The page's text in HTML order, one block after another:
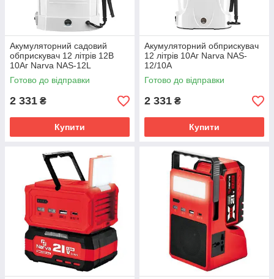
Акумуляторний садовий
обприскувач 12 літрів 12В
10Аг Narva NAS-12L
Готово до відправки
2 331 ₴
Купити
Акумуляторний обприскувач
12 літрів 10Аг Narva NAS-
12/10A
Готово до відправки
2 331 ₴
Купити